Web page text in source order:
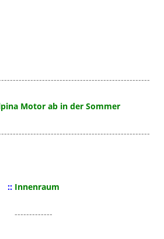
Motor ab in der Sommer
::Innenraum
-------------